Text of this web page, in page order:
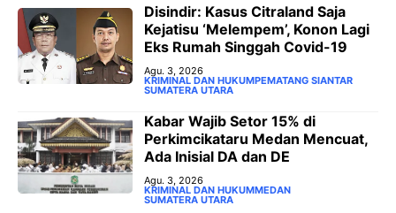
Disindir: Kasus Citraland Saja
Kejatisu ‘Melempem’, Konon Lagi
Eks Rumah Singgah Covid-19
Agu. 3, 2026
KRIMINAL DAN HUKUMPEMATANG SIANTAR
SUMATERA UTARA
‎Kabar Wajib Setor 15% di
Perkimcikataru Medan Mencuat,
Ada Inisial DA dan DE
Agu. 3, 2026
KRIMINAL DAN HUKUMMEDAN
SUMATERA UTARA